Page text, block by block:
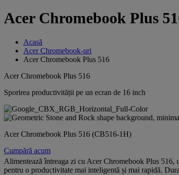
Acer Chromebook Plus
Acasă
Acer Chromebook-uri
Acer Chromebook Plus 516
Acer Chromebook Plus 516
Sporirea productivității pe un ecran de 16 inch
Acer Chromebook Plus 516 (CB516-1H)
Cumpără acum
Alimentează întreaga zi cu Acer Chromebook Plus
pentru o productivitate mai inteligentă și mai rapidă.